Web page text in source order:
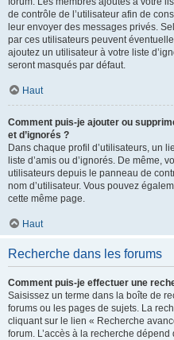
de contrôle de l’utilisateur afin de
leur envoyer des messages privés.
par ces utilisateurs peuvent
ajoutez un utilisateur à votre liste
seront masqués par défaut.
Haut
Comment puis-je ajouter ou
et d’ignorés ?
Dans chaque profil d’utilisateurs, un
liste d’amis ou d’ignorés. De même,
utilisateurs depuis le panneau de
nom d’utilisateur. Vous pouvez
cette même page.
Haut
Recherche dans les forums
Comment puis-je effectuer une
Saisissez un terme dans la boîte de
forums ou les pages de sujets. La
cliquant sur le lien « Recherche
forum. L’accès à la recherche dépend